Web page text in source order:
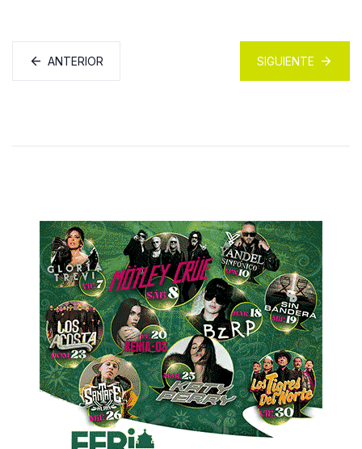
ANTERIOR SIGUIENTE